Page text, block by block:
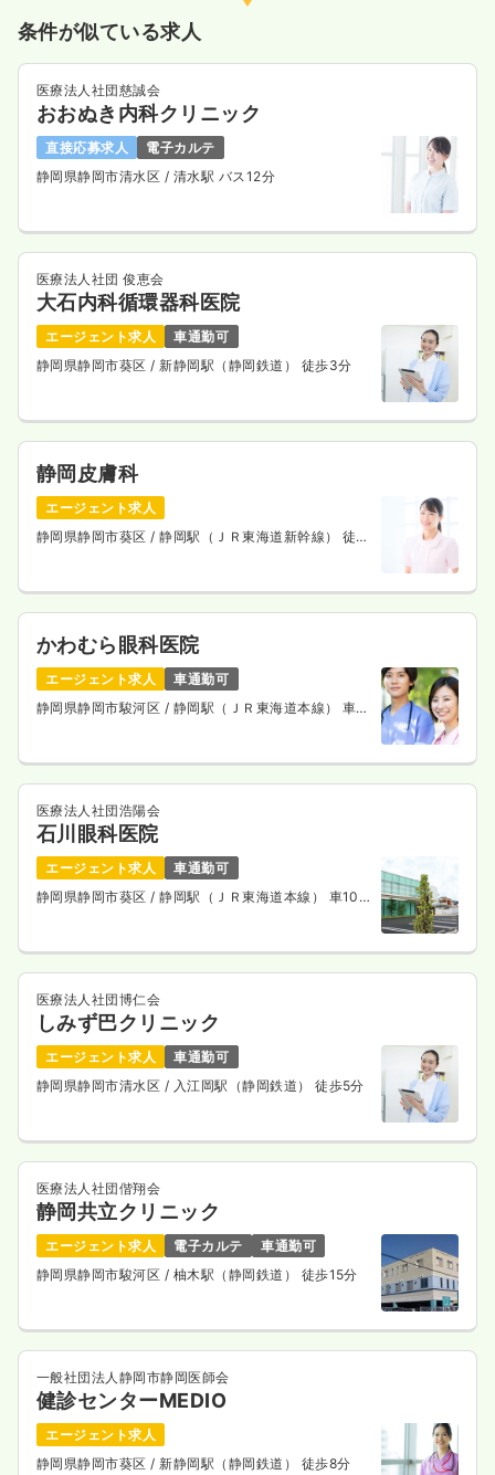
条件が似ている求人
医療法人社団慈誠会
おおぬき内科クリニック
直接応募求人
電子カルテ
静岡県静岡市清水区 / 清水駅 バス12分
医療法人社団 俊恵会
大石内科循環器科医院
エージェント求人
車通勤可
静岡県静岡市葵区 / 新静岡駅（静岡鉄道） 徒歩3分
静岡皮膚科
エージェント求人
静岡県静岡市葵区 / 静岡駅（ＪＲ東海道新幹線） 徒歩
かわむら眼科医院
エージェント求人
車通勤可
静岡県静岡市駿河区 / 静岡駅（ＪＲ東海道本線） 車
医療法人社団浩陽会
石川眼科医院
エージェント求人
車通勤可
静岡県静岡市葵区 / 静岡駅（ＪＲ東海道本線） 車10
医療法人社団博仁会
しみず巴クリニック
エージェント求人
車通勤可
静岡県静岡市清水区 / 入江岡駅（静岡鉄道） 徒歩5分
医療法人社団偕翔会
静岡共立クリニック
エージェント求人 電子カルテ
車通勤可
静岡県静岡市駿河区 / 柚木駅（静岡鉄道） 徒歩15分
一般社団法人静岡市静岡医師会
健診センターMEDIO
エージェント求人
静岡県静岡市葵区 / 新静岡駅（静岡鉄道） 徒歩8分